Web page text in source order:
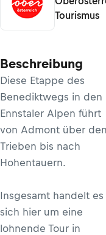
Tourismus
Beschreibung
Diese Etappe des
Benediktwegs in den
Ennstaler Alpen führt
von Admont über den
Trieben bis nach
Hohentauern.
Insgesamt handelt es
sich hier um eine
lohnende Tour in